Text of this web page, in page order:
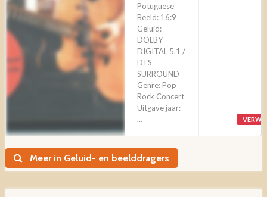
Potuguese
Beeld: 16:9
Geluid:
DOLBY
DIGITAL 5.1 /
DTS
SURROUND
Genre: Pop
Rock Concert
Uitgave jaar:
...
Meer in Geluid- en beelddragers